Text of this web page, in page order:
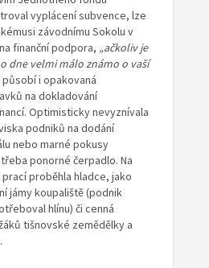
vyplácení subvence, lze
závodnímu Sokolu v
finanční podpora, „ačkoliv je
dne velmi málo známo o vaší
působí i opakovaná
na dokladování
Optimisticky nevyznívala
podniků na dodání
nebo marné pokusy
ponorné čerpadlo. Na
proběhla hladce, jako
jámy koupaliště (podnik
hlínu) či cenná
tišnovské zemědělky a